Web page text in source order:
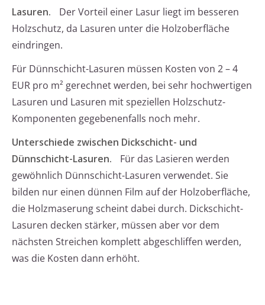
Lasuren.
Der Vorteil einer Lasur liegt im besseren
Holzschutz, da Lasuren unter die Holzoberfläche
eindringen.
Für Dünnschicht-Lasuren müssen Kosten von 2 – 4
EUR pro m² gerechnet werden, bei sehr hochwertigen
Lasuren und Lasuren mit speziellen Holzschutz-
Komponenten gegebenenfalls noch mehr.
Unterschiede zwischen Dickschicht- und
Dünnschicht-Lasuren.
Für das Lasieren werden
gewöhnlich Dünnschicht-Lasuren verwendet. Sie
bilden nur einen dünnen Film auf der Holzoberfläche,
die Holzmaserung scheint dabei durch. Dickschicht-
Lasuren decken stärker, müssen aber vor dem
nächsten Streichen komplett abgeschliffen werden,
was die Kosten dann erhöht.